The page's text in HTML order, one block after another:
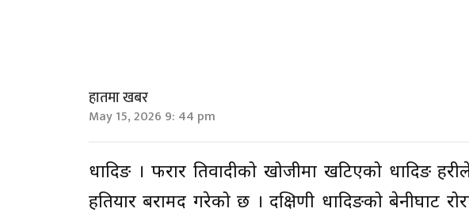
हातमा खबर
May 15, 2026 9: 44 pm
धादिङ । फरार प्रतिवादीको खोजीमा खटिएको धादिङ
हतियार बरामद गरेको छ । दक्षिणी धादिङको बेनीघाट